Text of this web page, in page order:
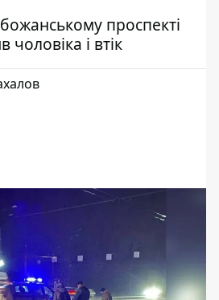
проспекті
чоловіка і втік